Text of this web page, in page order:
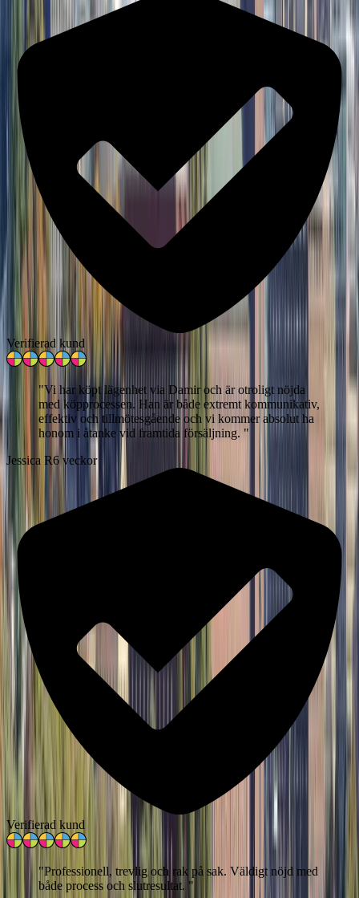
Verifierad kund
"Vi har köpt lägenhet via Damir och är otroligt nöjda
med köpprocessen. Han är både extremt kommunikativ,
effektiv och tillmötesgående och vi kommer absolut ha
honom i åtanke vid framtida försäljning. "
Jessica R6 veckor
Verifierad kund
"Professionell, trevlig och rak på sak. Väldigt nöjd med
både process och slutresultat. "